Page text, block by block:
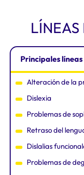
Principales
Alteración de la
Dislexia
Problemas de
Retraso del
Dislalias
Problemas de